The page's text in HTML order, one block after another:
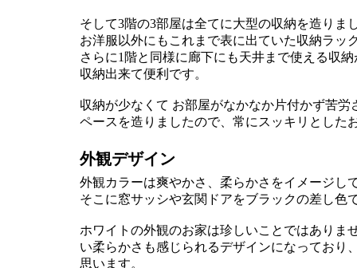
そして3階の3部屋は全てに大型の収納を造りま
お洋服以外にもこれまで表に出ていた収納ラッ
さらに1階と同様に廊下にも天井まで使える収
収納出来て便利です。
収納が少なくて お部屋がなかなか片付かず苦
ペースを造りましたので、常にスッキリとした
外観デザイン
外観カラーは爽やかさ、柔らかさをイメージし
そこに窓サッシや玄関ドアをブラックの差し色
ホワイトの外観のお家は珍しいことではありま
い柔らかさも感じられるデザインになっており
思います。